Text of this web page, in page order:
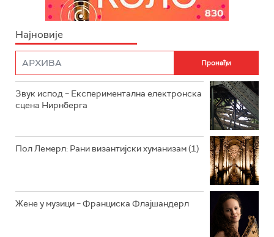
Најновије
Звук испод – Експериментална електронска
сцена Нирнберга
Пол Лемерл: Рани византијски хуманизам (1)
Жене у музици – Франциска Флајшандерл